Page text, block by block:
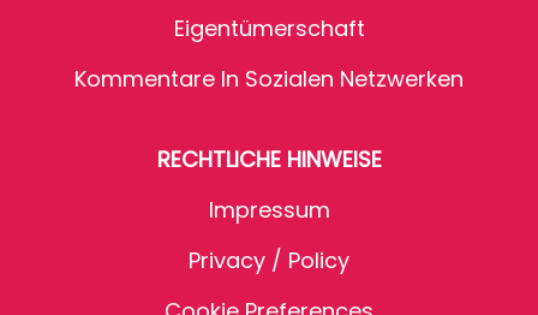
Eigentümerschaft
Kommentare In Sozialen Netzwerken
RECHTLICHE HINWEISE
Impressum
Privacy / Policy